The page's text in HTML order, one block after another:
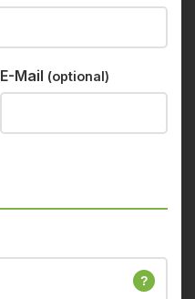
E-Mail (optional)
?